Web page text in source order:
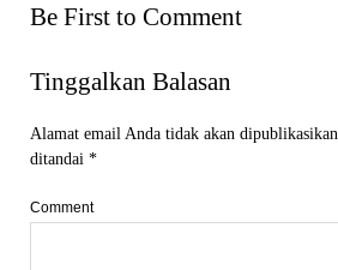
Be First to Comment
Tinggalkan Balasan
Alamat email Anda tidak akan dipublikasikan.
ditandai *
Comment